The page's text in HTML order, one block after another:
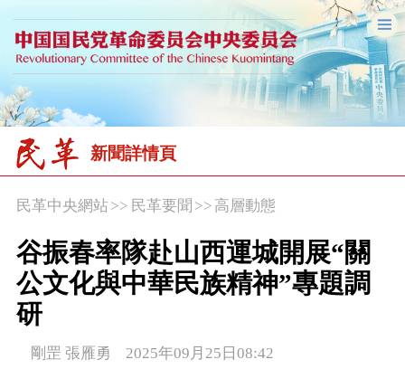
新聞詳情頁
民革中央網站>> 民革要聞 >> 高層動態
谷振春率隊赴山西運城開展“關
公文化與中華民族精神”專題調
研
剛罡 張雁勇 2025年09月25日08:42